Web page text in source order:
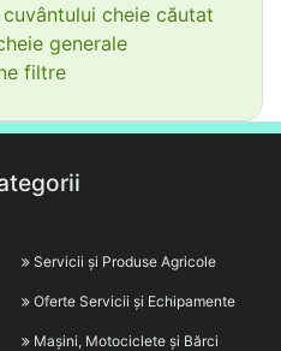
cheie căutat
generale
filtre
Servicii și Produse Agricole
Oferte Servicii și Echipamente
Mașini, Motociclete și Bărci